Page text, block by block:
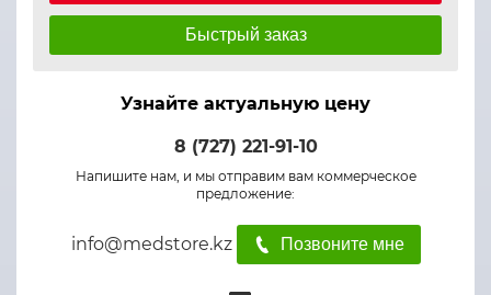
Быстрый заказ
Узнайте актуальную цену
8 (727) 221-91-10
Напишите нам, и мы отправим вам коммерческое
предложение:
info@medstore.kz Позвоните мне